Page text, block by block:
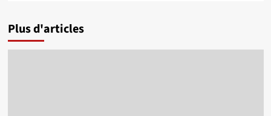
Plus d'articles